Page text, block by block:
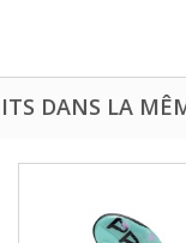
DANS LA